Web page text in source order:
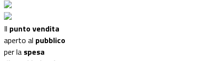
Il punto vendita
aperto al pubblico
per la spesa